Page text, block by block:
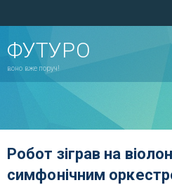
ФУТУРО
воно вже поруч!
Робот зіграв на
симфонічним